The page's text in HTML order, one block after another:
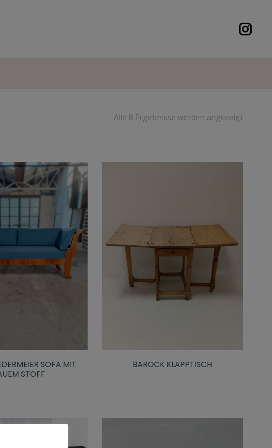
Alle 8 Ergebnisse werden angezeigt
SOFA MIT
STOFF
BAROCK KLAPPTISCH